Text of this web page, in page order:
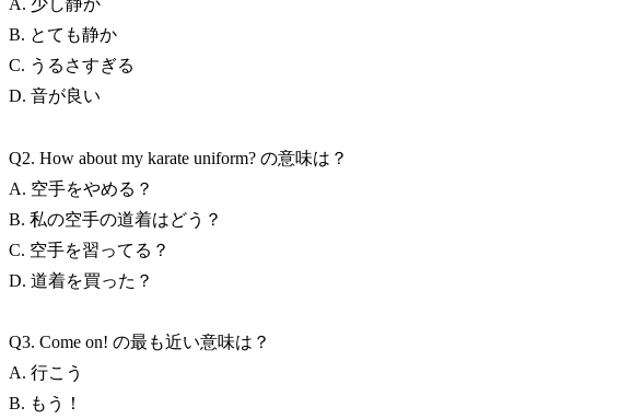
B. とても静か
C. うるさすぎる
D. 音が良い
Q2. How about my karate uniform? の意味は？
A. 空手をやめる？
B. 私の空手の道着はどう？
C. 空手を習ってる？
D. 道着を買った？
Q3. Come on! の最も近い意味は？
A. 行こう
B. もう！